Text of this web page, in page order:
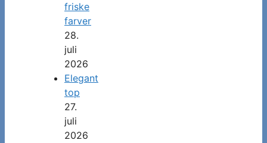
friske
farver
28.
juli
2026
Elegant
top
27.
juli
2026